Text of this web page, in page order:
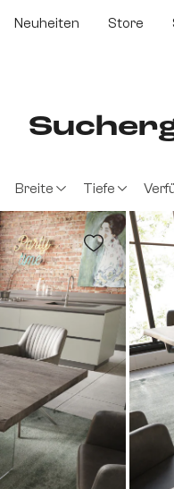
Neuheiten Store
Breite Tiefe